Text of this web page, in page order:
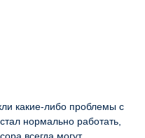
какие-либо проблемы с
нормально работать,